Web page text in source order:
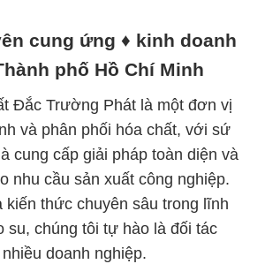
cung ứng ♦ kinh doanh
phố Hồ Chí Minh
Đắc Trường Phát là một đơn vị
và phân phối hóa chất, với sứ
cung cấp giải pháp toàn diện và
nhu cầu sản xuất công nghiệp.
kiến thức chuyên sâu trong lĩnh
su, chúng tôi tự hào là đối tác
doanh nghiệp.